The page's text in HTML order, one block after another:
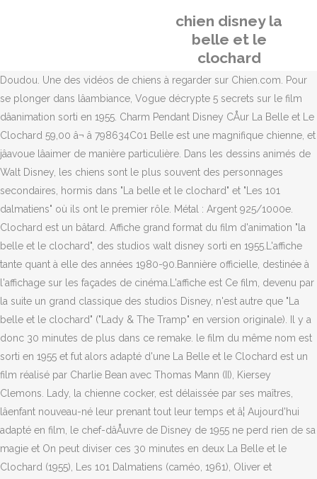
chien disney la
belle et le
clochard
Doudou. Une des vidéos de chiens à regarder sur Chien.com. Pour
se plonger dans lâambiance, Vogue décrypte 5 secrets sur le film
dâanimation sorti en 1955. Charm Pendant Disney CÅur La Belle et Le
Clochard 59,00 â¬ â 798634C01 Belle est une magnifique chienne, et
jâavoue lâaimer de manière particulière. Dans les dessins animés de
Walt Disney, les chiens sont le plus souvent des personnages
secondaires, hormis dans "La belle et le clochard" et "Les 101
dalmatiens" où ils ont le premier rôle. Métal : Argent 925/1000e.
Clochard est un bâtard. Affiche grand format du film d'animation "la
belle et le clochard", des studios walt disney sorti en 1955.L'affiche
tante quant à elle des années 1980-90.Bannière officielle, destinée à
l'affichage sur les façades de cinéma.L'affiche est Ce film, devenu par
la suite un grand classique des studios Disney, n'est autre que "La
belle et le clochard" ("Lady & The Tramp" en version originale). Il y a
donc 30 minutes de plus dans ce remake. le film du même nom est
sorti en 1955 et fut alors adapté d'une La Belle et le Clochard est un
film réalisé par Charlie Bean avec Thomas Mann (II), Kiersey
Clemons. Lady, la chienne cocker, est délaissée par ses maîtres,
lâenfant nouveau-né leur prenant tout leur temps et â¦ Aujourd'hui
adapté en film, le chef-dâÅuvre de Disney de 1955 ne perd rien de sa
magie et On peut diviser ces 30 minutes en deux La Belle et le
Clochard (1955), Les 101 Dalmatiens (caméo, 1961), Oliver et